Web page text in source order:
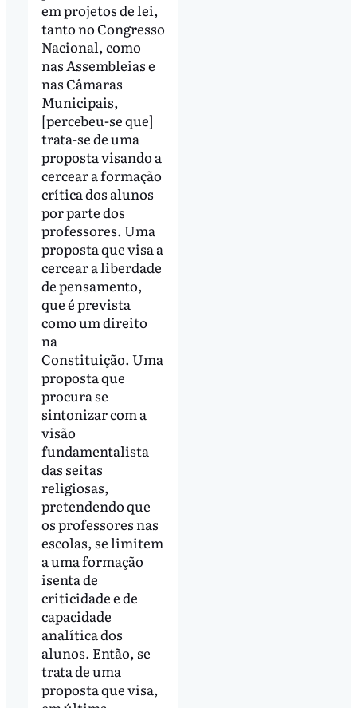
em projetos de lei,
tanto no Congresso
Nacional, como
nas Assembleias e
nas Câmaras
Municipais,
[percebeu-se que]
trata-se de uma
proposta visando a
cercear a formação
crítica dos alunos
por parte dos
professores. Uma
proposta que visa a
cercear a liberdade
de pensamento,
que é prevista
como um direito
na
Constituição. Uma
proposta que
procura se
sintonizar com a
visão
fundamentalista
das seitas
religiosas,
pretendendo que
os professores nas
escolas, se limitem
a uma formação
isenta de
criticidade e de
capacidade
analítica dos
alunos. Então, se
trata de uma
proposta que visa,